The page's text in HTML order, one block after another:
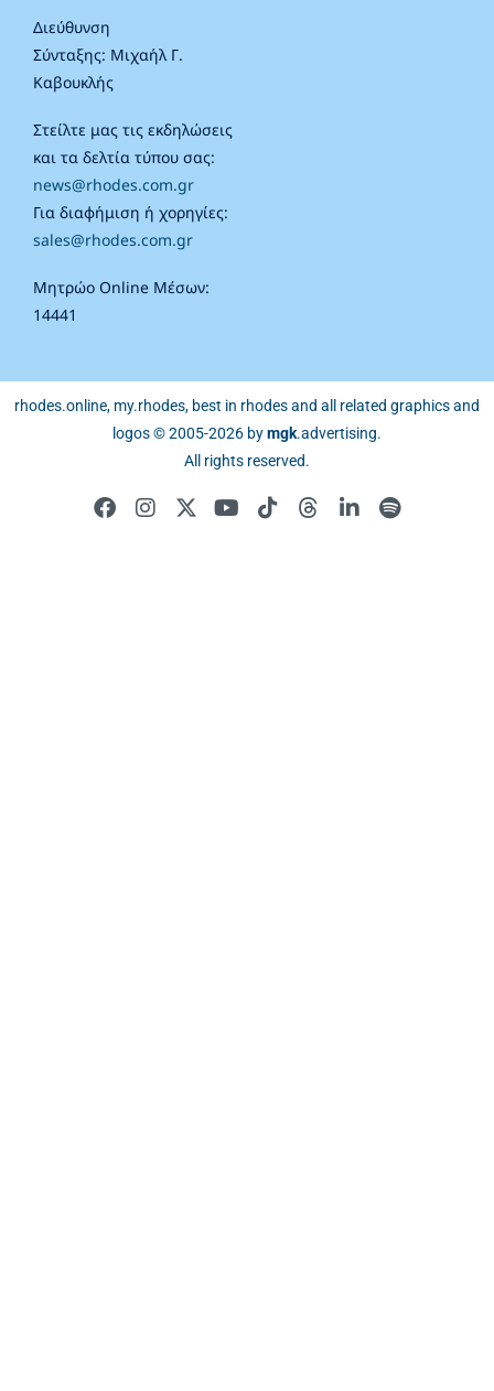
Διεύθυνση
Σύνταξης: Μιχαήλ Γ.
Καβουκλής
Στείλτε μας τις εκδηλώσεις
και τα δελτία τύπου σας:
news@rhodes.com.gr
Για διαφήμιση ή χορηγίες:
sales@rhodes.com.gr
Μητρώο Online Μέσων:
14441
rhodes.online, my.rhodes, best in rhodes and all related graphics and
logos © 2005-2026 bymgk.advertising.
All rights reserved.